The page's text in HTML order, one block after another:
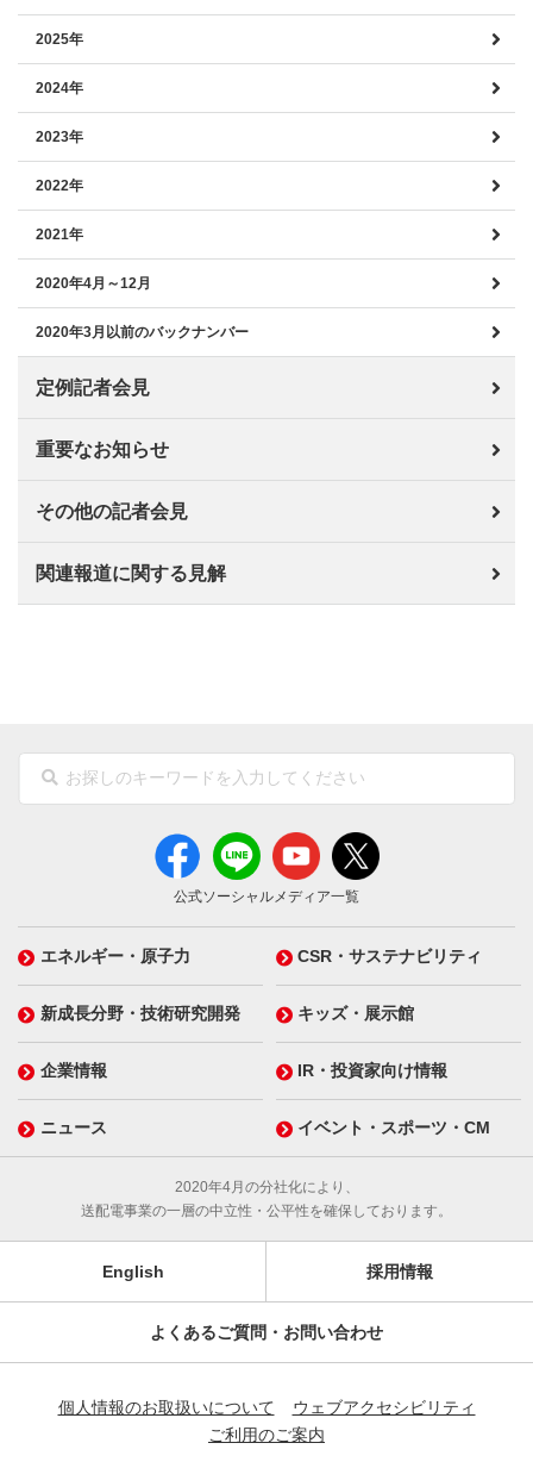
2025年
2024年
2023年
2022年
2021年
2020年4月～12月
2020年3月以前のバックナンバー
定例記者会見
重要なお知らせ
その他の記者会見
関連報道に関する見解
公式ソーシャルメディア一覧
エネルギー・原子力 CSR・サステナビリティ
新成長分野・技術研究開発 キッズ・展示館
企業情報 IR・投資家向け情報
ニュース イベント・スポーツ・CM
2020年4月の分社化により、
送配電事業の一層の中立性・公平性を確保しております。
English 採用情報
よくあるご質問・お問い合わせ
個人情報のお取扱いについて
ウェブアクセシビリティ
ご利用のご案内